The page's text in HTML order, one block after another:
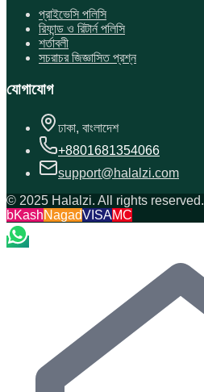
প্রাইভেসি পলিসি
রিফান্ড ও রিটার্ন পলিসি
শর্তাবলী
সচরাচর জিজ্ঞাসিত প্রশ্ন
যোগাযোগ
ঢাকা, বাংলাদেশ
+8801681354066
support@halalzi.com
© 2025 Halalzi. All rights reserved.
bKashNagadVISAMC